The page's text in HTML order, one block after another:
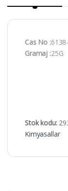
Cas No :
Gramaj :25G
Stok kodu:
Kimyasallar